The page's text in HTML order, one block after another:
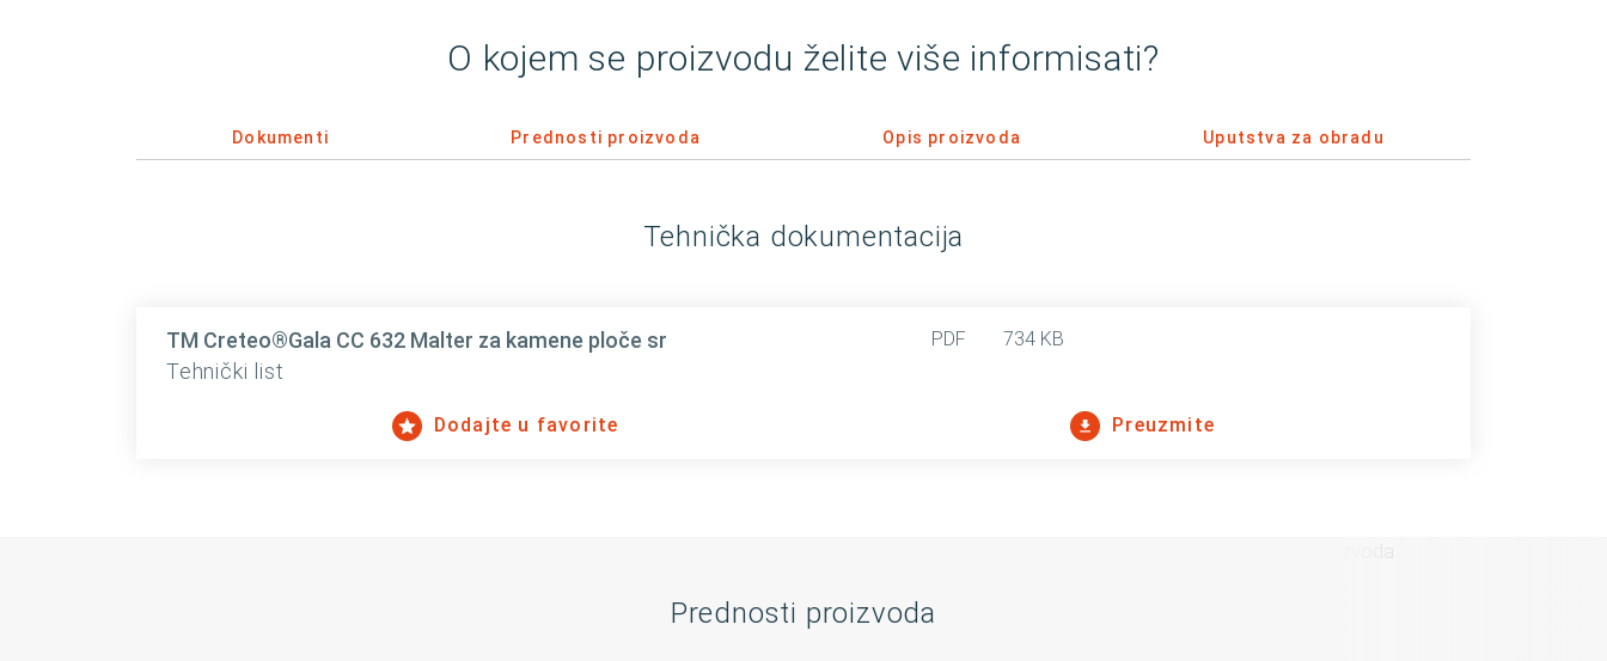
O kojem se proizvodu želite više informisati?
Dokumenti Prednosti proizvoda Opis proizvoda Uputstva za obradu
Tehnička dokumentacija
TM Creteo®Gala CC 632 Malter za kamene ploče sr
Tehnički list
PDF 734 KB
Dodajte u favorite Preuzmite
Prednosti proizvoda